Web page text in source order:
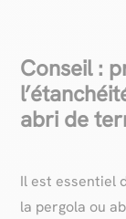
Conseil :
abri de
Il est essentiel
la pergola ou